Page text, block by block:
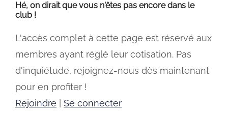
Hé, on dirait que vous n'êtes pas encore dans le
club !
L'accès complet à cette page est réservé aux
membres ayant réglé leur cotisation. Pas
d'inquiétude, rejoignez-nous dès maintenant
pour en profiter !
Rejoindre
Se connecter